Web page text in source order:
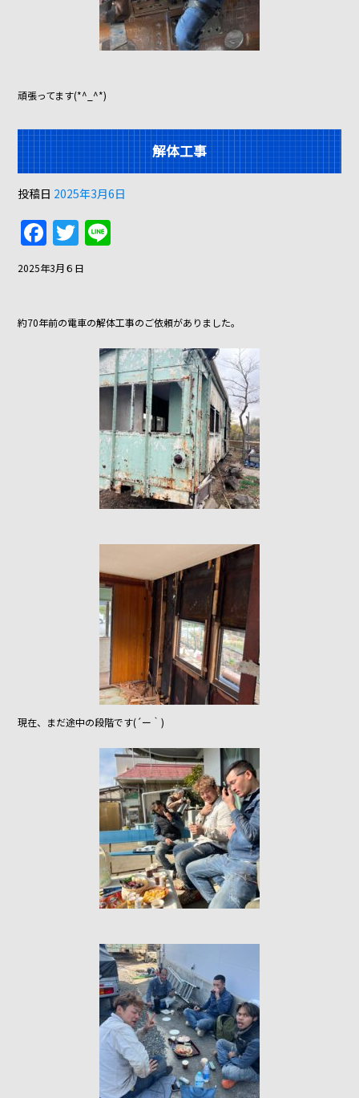
頑張ってます(*^_^*)
解体工事
投稿日 2025年3月6日
F
a
c
e
b
T
w
itt
er
2025年3月６日
約70年前の電車の解体工事のご依頼がありました。
現在、まだ途中の段階です(´ー｀)